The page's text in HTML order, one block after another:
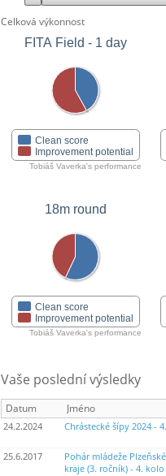
Celková výkonnost
FITA Field - 1 day
Clean score
Improvement potential
Tobiáš Vaverka's performance
18m round
Clean score
Improvement potential
Tobiáš Vaverka's performance
Vaše poslední výsledky
Datum Jméno
24.2.2024 Chrástecké šípy 2024 -
25.6.2017
Pohár mládeže
kraje (3. ročník) - 4. kolo